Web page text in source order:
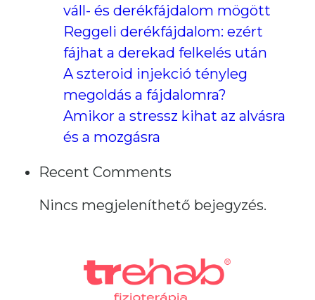
váll- és derékfájdalom mögött
Reggeli derékfájdalom: ezért
fájhat a derekad felkelés után
A szteroid injekció tényleg
megoldás a fájdalomra?
Amikor a stressz kihat az alvásra
és a mozgásra
Recent Comments
Nincs megjeleníthető bejegyzés.